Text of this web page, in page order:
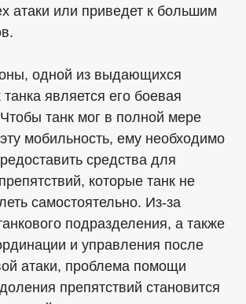
атаки или приведет к большим
одной из выдающихся
танка является его боевая
танк мог в полной мере
мобильность, ему необходимо
средства для
которые танк не
самостоятельно. Из-за
подразделения, а также
и управления после
атаки, проблема помощи
препятствий становится